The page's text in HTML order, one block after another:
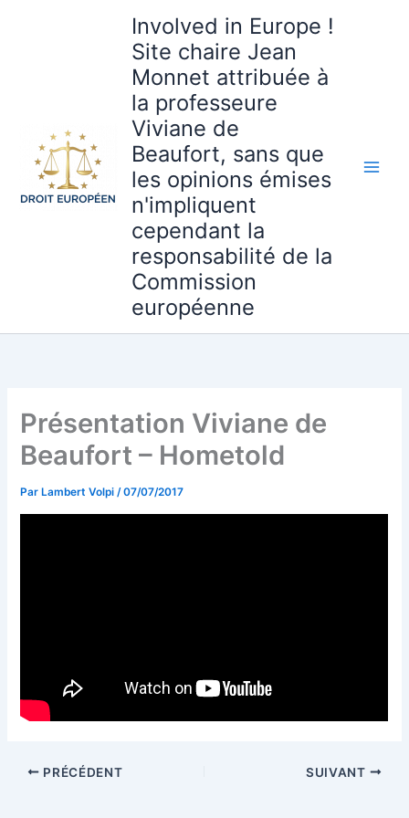
Involved in Europe !
Site chaire Jean
Monnet attribuée à
la professeure
Viviane de
Beaufort, sans que
les opinions émises
n'impliquent
cependant la
responsabilité de la
Commission
européenne
Présentation Viviane de
Beaufort – Hometold
Par Lambert Volpi/07/07/2017
PRÉCÉDENT SUIVANT